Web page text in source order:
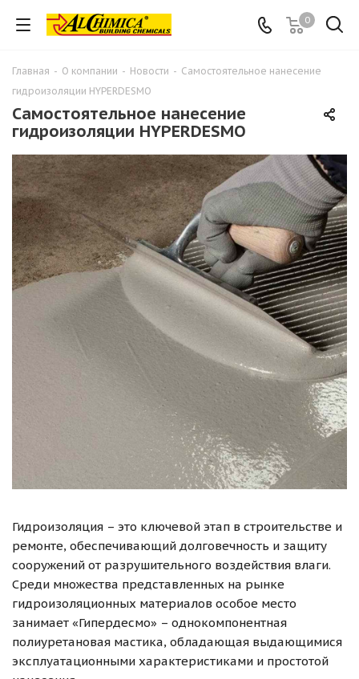
0
Главная - О компании - Новости - Самостоятельное нанесение
гидроизоляции HYPERDESMO
Самостоятельное нанесение
гидроизоляции HYPERDESMO
Гидроизоляция – это ключевой этап в строительстве и
ремонте, обеспечивающий долговечность и защиту
сооружений от разрушительного воздействия влаги.
Среди множества представленных на рынке
гидроизоляционных материалов особое место
занимает «Гипердесмо» – однокомпонентная
полиуретановая мастика, обладающая выдающимися
эксплуатационными характеристиками и простотой